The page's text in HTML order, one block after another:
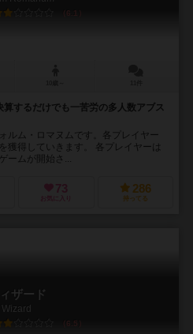
6.1
するだけでも一苦労の多人数アブス
ルム・ロマヌムです。各プレイヤー
獲得していきます。 各プレイヤーは
ームが開始さ...
73
お気に入り
286
持ってる
ザード
Wizard
6.5